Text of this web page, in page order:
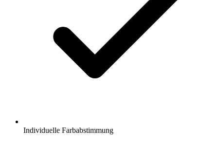
Individuelle Farbabstimmung